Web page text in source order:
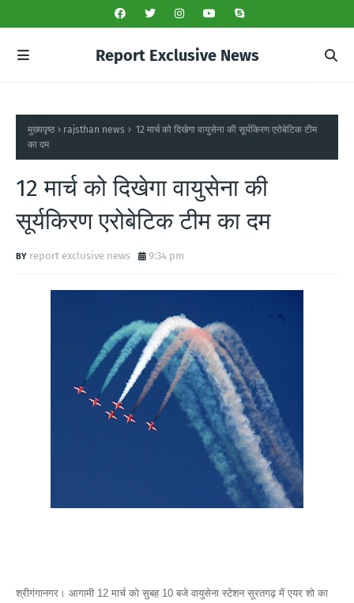
Report Exclusive News
मुख्यपृष्ठ rajsthan news
12 मार्च को दिखेगा वायुसेना की सूर्यकिरण एरोबेटिक टीम
का दम
12 मार्च को दिखेगा वायुसेना की
सूर्यकिरण एरोबेटिक टीम का दम
report exclusive news 9:34 pm
श्रीगंगानगर। आगामी 12 मार्च को सुबह 10 बजे वायुसेना स्टेशन सूरतगढ़ में एयर शो का